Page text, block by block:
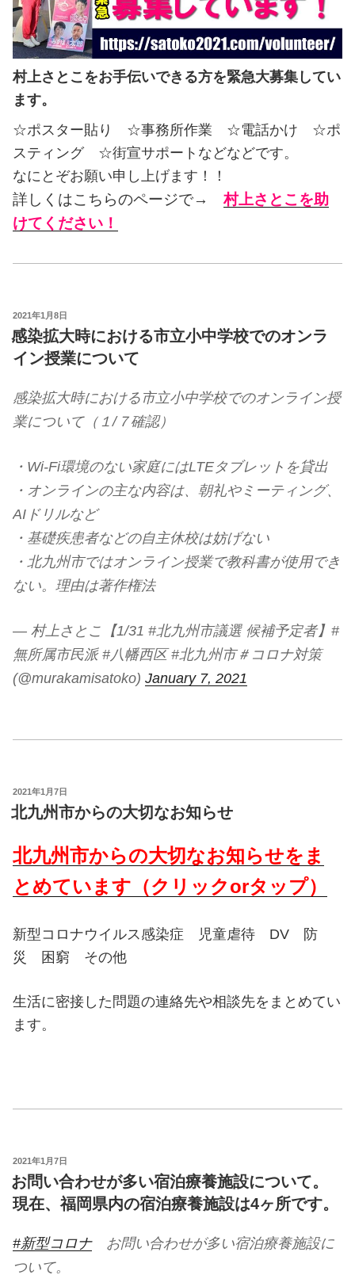
村上さとこをお手伝いできる方を緊急大募集してい
ます。
☆ポスター貼り ☆事務所作業 ☆電話かけ ☆ポ
スティング ☆街宣サポートなどなどです。
なにとぞお願い申し上げます！！
詳しくはこちらのページで→村上さとこを助
けてください！
投
稿
日:
2021年1月8日
感染拡大時における市立小中学校でのオンラ
イン授業について
感染拡大時における市立小中学校でのオンライン授
業について（１/７確認）
・Wi-Fi環境のない家庭にはLTEタブレットを貸出
・オンラインの主な内容は、朝礼やミーティング、
AIドリルなど
・基礎疾患者などの自主休校は妨げない
・北九州市ではオンライン授業で教科書が使用でき
ない。理由は著作権法
— 村上さとこ【1/31 #北九州市議選 候補予定者】#
無所属市民派 #八幡西区 #北九州市＃コロナ対策
(@murakamisatoko) January 7, 2021
投
稿
日:
2021年1月7日
北九州市からの大切なお知らせ
北九州市からの大切なお知らせをま
とめています（クリックorタップ）
新型コロナウイルス感染症 児童虐待 DV 防
災 困窮 その他
生活に密接した問題の連絡先や相談先をまとめてい
ます。
投
稿
日:
2021年1月7日
お問い合わせが多い宿泊療養施設について。
現在、福岡県内の宿泊療養施設は4ヶ所です。
#新型コロナお問い合わせが多い宿泊療養施設に
ついて。